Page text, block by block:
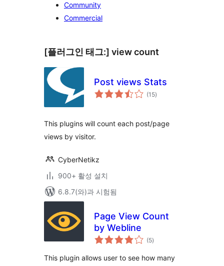
Community
Commercial
[플러그인 태그:] view count
Post views Stats
(15전
체)
This plugins will count each post/page
views by visitor.
CyberNetikz
900+ 활성 설치
6.8.7(와)과 시험됨
Page View Count
by Webline
(5전
체
점
)
This plugin allows user to see how many